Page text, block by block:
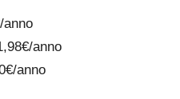
anno
anno
anno